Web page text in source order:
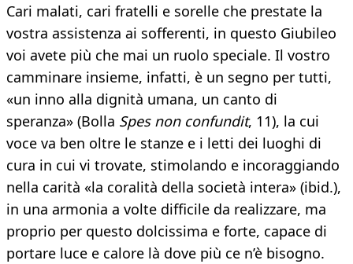
Cari malati, cari fratelli e sorelle che prestate la
vostra assistenza ai sofferenti, in questo Giubileo
voi avete più che mai un ruolo speciale. Il vostro
camminare insieme, infatti, è un segno per tutti,
«un inno alla dignità umana, un canto di
speranza» (Bolla Spes non confundit, 11), la cui
voce va ben oltre le stanze e i letti dei luoghi di
cura in cui vi trovate, stimolando e incoraggiando
nella carità «la coralità della società intera» (ibid.),
in una armonia a volte difficile da realizzare, ma
proprio per questo dolcissima e forte, capace di
portare luce e calore là dove più ce n’è bisogno.